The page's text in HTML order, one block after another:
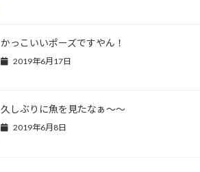
かっこいいポーズですやん！
2019年6月17日
久しぶりに魚を見たなぁ～～
2019年6月8日